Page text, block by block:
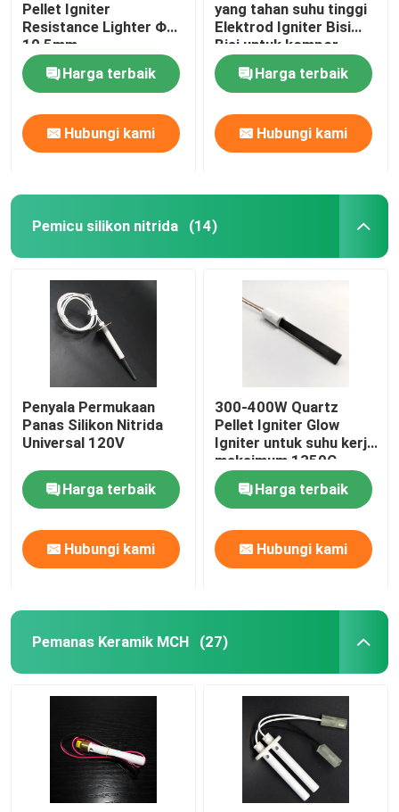
Pellet Igniter
Resistance Lighter Φ
10,5mm
Harga terbaik
Hubungi kami
yang tahan suhu tinggi
Elektrod Igniter Bisi
Bisi untuk kompor
pelet
Harga terbaik
Hubungi kami
Pemicu silikon nitrida (14)
Penyala Permukaan
Panas Silikon Nitrida
Universal 120V
Harga terbaik
Hubungi kami
300-400W Quartz
Pellet Igniter Glow
Igniter untuk suhu kerja
maksimum 1350C
Harga terbaik
Hubungi kami
Pemanas Keramik MCH (27)